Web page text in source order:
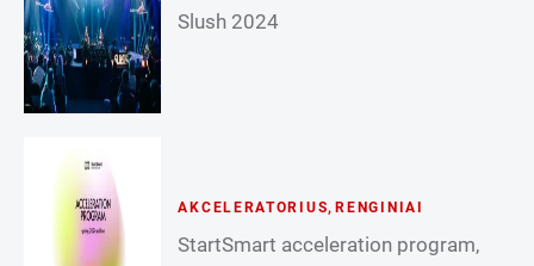
Slush 2024
AKCELERATORIUS, RENGINIAI
StartSmart acceleration program,